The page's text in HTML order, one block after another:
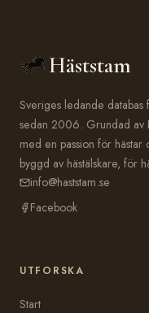
Häststam
Sveriges ledande databas
sedan 2006. Grundad av
med en passion för
byggd av hästälskare, för
info@haststam.se
Facebook
UTFORSKA
Start